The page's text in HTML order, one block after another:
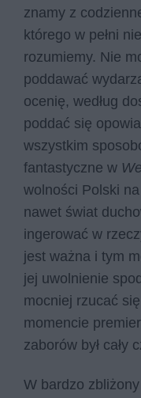
znamy z
którego w pełni
rozumiemy. Nie
poddawać
ocenię, według
poddać się
wszystkim
fantastyczne w
wolności Polski
nawet świat
ingerować w
jest ważna i tym
jej uwolnienie
mocniej rzucać
momencie
zaborów był cały
W bardzo